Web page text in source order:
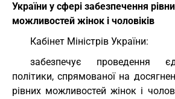
України у сфері забезпечення
можливостей жінок і чоловіків
Кабінет Міністрів України:
забезпечує проведення
політики, спрямованої на
рівних можливостей жінок і